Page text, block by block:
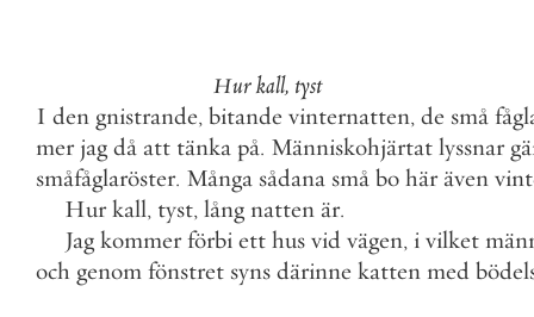
Hurkall, tyst
I den gnistrande, bitande vinternatten, de små
mer jag då att tänka på. Människohjärtat lyssnar
småfåglaröster. Många sådana små bo här även
Hur kall, tyst, lång natten är.
Jag kommer förbi ett hus vid vägen, i vilket
och genom fönstret syns därinne katten med